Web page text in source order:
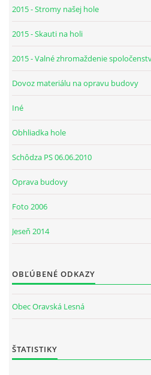
2015 - Stromy našej hole
2015 - Skauti na holi
2015 - Valné zhromaždenie
Dovoz materiálu na opravu budovy
Iné
Obhliadka hole
Schôdza PS 06.06.2010
Oprava budovy
Foto 2006
Jeseň 2014
OBĽÚBENÉ ODKAZY
Obec Oravská Lesná
ŠTATISTIKY